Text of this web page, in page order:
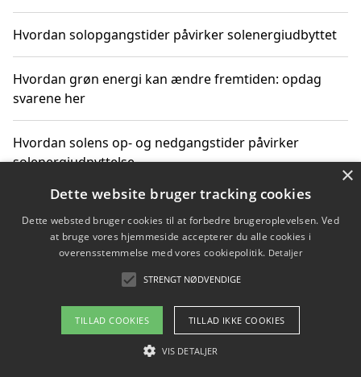
Hvordan solopgangstider påvirker solenergiudbyttet
Hvordan grøn energi kan ændre fremtiden: opdag
svarene her
Hvordan solens op- og nedgangstider påvirker
solenergiudnyttelse
Hvordan du får svar på energispørgsmål om
vedvarende energikilder
Om / kontakt
Blog Betingelser
×
Dette website bruger tracking cookies
Dette websted bruger cookies til at forbedre brugeroplevelsen. Ved
at bruge vores hjemmeside accepterer du alle cookies i
overensstemmelse med vores cookiepolitik. Detaljer
STRENGT NØDVENDIGE
TILLAD COOKIES TILLAD IKKE COOKIES
VIS DETALJER